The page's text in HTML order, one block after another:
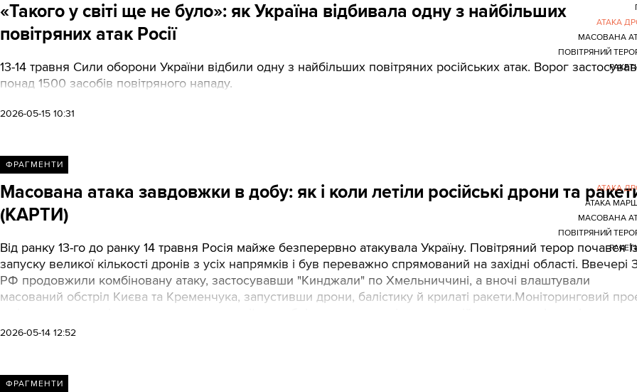
«Такого у світі ще не було»: як Україна відбивала одну з найбільших
повітряних атак Росії
13-14 травня Сили оборони України відбили одну з найбільших повітряних російських атак. Ворог застосував
понад 1500 засобів повітряного нападу.
2026-05-15 10:31
АТАКА
МАСОВАНА
ПОВІТРЯНИЙ
ФРАГМЕНТИ
Масована атака завдовжки в добу: як і коли летіли російські дрони та
(КАРТИ)
Від ранку 13-го до ранку 14 травня Росія майже безперервно атакувала Україну. Повітряний терор почався
запуску великої кількості дронів з усіх напрямків і був переважно спрямований на західні області. Ввечері
РФ продовжили комбіновану атаку, застосувавши "Кинджали" по Хмельниччині, а вночі влаштували
масований обстріл Києва та Кременчука, запустивши дрони, балістику й крилаті ракети.Моніторинговий
узагальнив хронологію комбінованого удару у ніч на 14 травня. Нижче Texty.org.ua наводять ці матеріали.
2026-05-14 12:52
АТАКА
АТАКА
МАСОВАНА
ПОВІТРЯНИЙ
ФРАГМЕНТИ